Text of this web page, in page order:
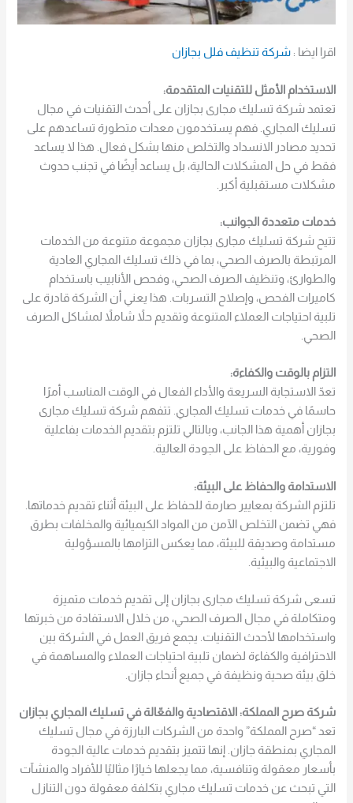
اقرا ايضا :شركة تنظيف فلل بجازان
الاستخدام الأمثل للتقنيات المتقدمة:
تعتمد شركة تسليك مجارى بجازان على أحدث التقنيات في مجال
تسليك المجاري. فهم يستخدمون معدات متطورة تساعدهم على
تحديد مصادر الانسداد والتخلص منها بشكل فعال. هذا لا يساعد
فقط في حل المشكلات الحالية، بل يساعد أيضًا في تجنب حدوث
مشكلات مستقبلية أكبر.
خدمات متعددة الجوانب:
تتيح شركة تسليك مجارى بجازان مجموعة متنوعة من الخدمات
المرتبطة بالصرف الصحي، بما في ذلك تسليك المجاري العادية
والطوارئ، وتنظيف الصرف الصحي، وفحص الأنابيب باستخدام
كاميرات الفحص، وإصلاح التسربات. هذا يعني أن الشركة قادرة على
تلبية احتياجات العملاء المتنوعة وتقديم حلاً شاملاً لمشاكل الصرف
الصحي.
التزام بالوقت والكفاءة:
تعدّ الاستجابة السريعة والأداء الفعال في الوقت المناسب أمرًا
حاسمًا في خدمات تسليك المجاري. تتفهم شركة تسليك مجارى
بجازان أهمية هذا الجانب، وبالتالي تلتزم بتقديم الخدمات بفاعلية
وفورية، مع الحفاظ على الجودة العالية.
الاستدامة والحفاظ على البيئة:
تلتزم الشركة بمعايير صارمة للحفاظ على البيئة أثناء تقديم خدماتها.
فهي تضمن التخلص الآمن من المواد الكيميائية والمخلفات بطرق
مستدامة وصديقة للبيئة، مما يعكس التزامها بالمسؤولية
الاجتماعية والبيئية.
تسعى شركة تسليك مجارى بجازان إلى تقديم خدمات متميزة
ومتكاملة في مجال الصرف الصحي، من خلال الاستفادة من خبرتها
واستخدامها لأحدث التقنيات. يجمع فريق العمل في الشركة بين
الاحترافية والكفاءة لضمان تلبية احتياجات العملاء والمساهمة في
خلق بيئة صحية ونظيفة في جميع أنحاء جازان.
شركة صرح المملكة: الاقتصادية والفعّالة في تسليك المجاري بجازان
تعد “صرح المملكة” واحدة من الشركات البارزة في مجال تسليك
المجاري بمنطقة جازان. إنها تتميز بتقديم خدمات عالية الجودة
بأسعار معقولة وتنافسية، مما يجعلها خيارًا مثاليًا للأفراد والمنشآت
التي تبحث عن خدمات تسليك مجاري بتكلفة معقولة دون التنازل